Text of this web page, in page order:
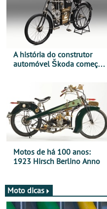
A história do construtor
automóvel Škoda começou
Motos de há 100 anos:
1923 Hirsch Berlino Anno
Moto dicas